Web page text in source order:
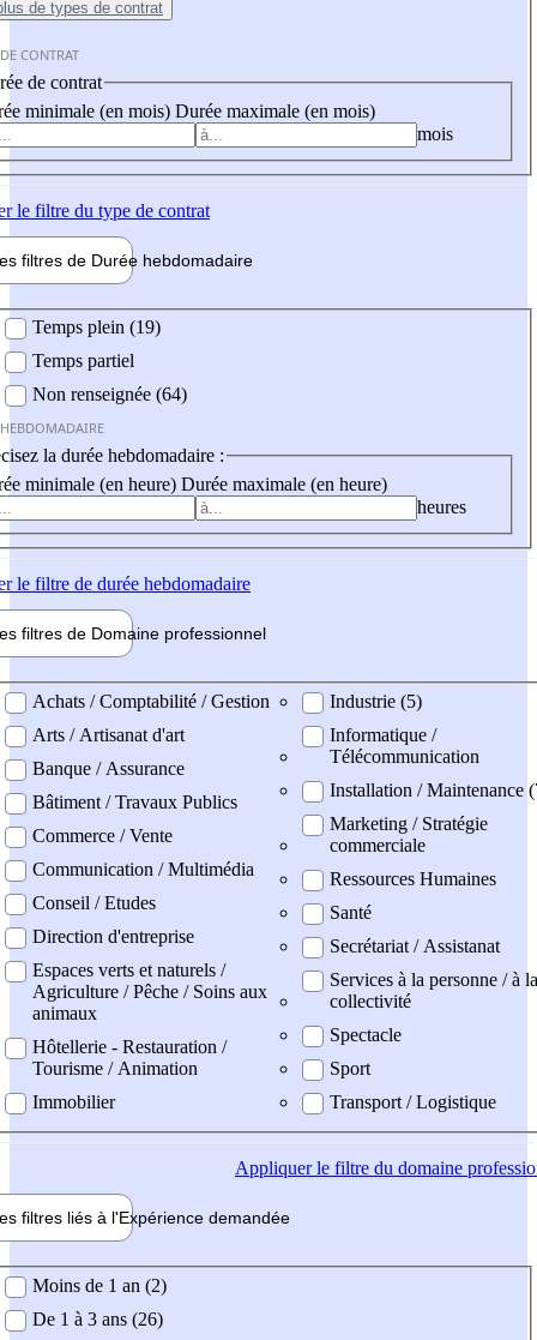
de types de contrat
CONTRAT
de contrat
minimale (en mois) Durée maximale (en mois)
mois
le filtre du type de contrat
filtres de Durée hebdomadaire
Temps plein (19)
Temps partiel
Non renseignée (64)
la durée hebdomadaire :
minimale (en heure) Durée maximale (en heure)
heures
le filtre de durée hebdomadaire
filtres de Domaine professionnel
professionel
Achats / Comptabilité / Gestion
Arts / Artisanat d'art
Banque / Assurance
Bâtiment / Travaux Publics
Commerce / Vente
Communication / Multimédia
Conseil / Etudes
Direction d'entreprise
Espaces verts et naturels /
Agriculture / Pêche / Soins aux
animaux
Hôtellerie - Restauration /
Tourisme / Animation
Immobilier
Industrie (5)
Informatique /
Télécommunication
Installation / Maintenance
Marketing / Stratégie
commerciale
Ressources Humaines
Santé
Secrétariat / Assistanat
Services à la personne / à la
collectivité
Spectacle
Sport
Transport / Logistique
Appliquerle filtre du domaine
filtres liés à l'Expérience demandée
demandée
Moins de 1 an (2)
De 1 à 3 ans (26)